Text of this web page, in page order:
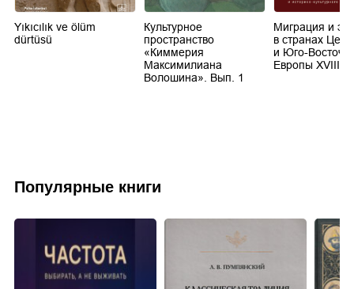
Yıkıcılık ve ölüm
dürtüsü
Культурное
пространство
«Киммерия
Максимилиана
Волошина». Вып. 1
Миграция и
в странах
и Юго-
Европы XVIII-
Популярные книги